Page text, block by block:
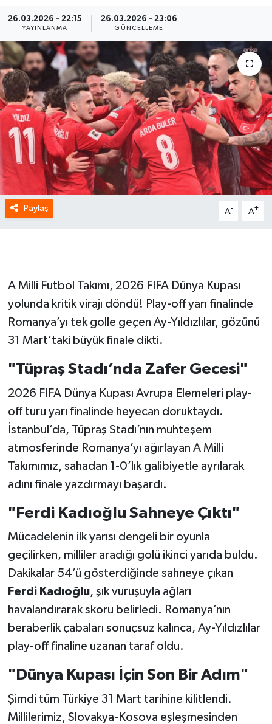
26.03.2026 - 22:15
YAYINLANMA
26.03.2026 - 23:06
GÜNCELLEME
Paylaş A- A+
A Milli Futbol Takımı, 2026 FIFA Dünya Kupası
yolunda kritik virajı döndü! Play-off yarı finalinde
Romanya’yı tek golle geçen Ay-Yıldızlılar, gözünü
31 Mart’taki büyük finale dikti.
"Tüpraş Stadı’nda Zafer Gecesi"
2026 FIFA Dünya Kupası Avrupa Elemeleri play-
off turu yarı finalinde heyecan doruktaydı.
İstanbul’da, Tüpraş Stadı’nın muhteşem
atmosferinde Romanya’yı ağırlayan A Milli
Takımımız, sahadan 1-0’lık galibiyetle ayrılarak
adını finale yazdırmayı başardı.
"Ferdi Kadıoğlu Sahneye Çıktı"
Mücadelenin ilk yarısı dengeli bir oyunla
geçilirken, milliler aradığı golü ikinci yarıda buldu.
Dakikalar 54’ü gösterdiğinde sahneye çıkan
Ferdi Kadıoğlu, şık vuruşuyla ağları
havalandırarak skoru belirledi. Romanya’nın
beraberlik çabaları sonuçsuz kalınca, Ay-Yıldızlılar
play-off finaline uzanan taraf oldu.
"Dünya Kupası İçin Son Bir Adım"
Şimdi tüm Türkiye 31 Mart tarihine kilitlendi.
Millilerimiz, Slovakya-Kosova eşleşmesinden